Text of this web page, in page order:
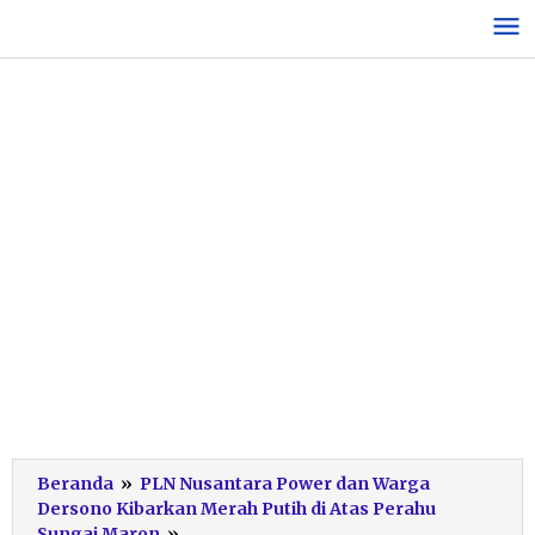
konten
Beranda » PLN Nusantara Power dan Warga
Dersono Kibarkan Merah Putih di Atas Perahu